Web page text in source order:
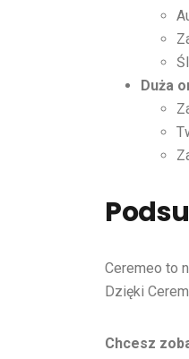
Duża
Ceremeo to
Dzięki
Chcesz